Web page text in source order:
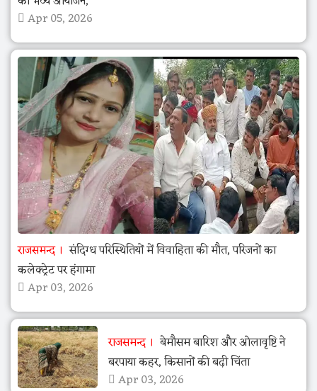
Apr 05, 2026
राजसमन्द
संदिग्ध परिस्थितियों में विवाहिता की मौत, परिजनों का
कलेक्ट्रेट पर हंगामा
Apr 03, 2026
राजसमन्द
बेमौसम बारिश और ओलावृष्टि ने
बरपाया कहर, किसानों की बढ़ी चिंता
Apr 03, 2026